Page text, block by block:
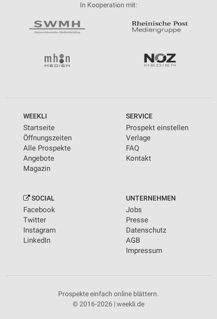
In Kooperation mit:
WEEKLI
Startseite
Öffnungszeiten
Alle Prospekte
Angebote
Magazin
SERVICE
Prospekt einstellen
Verlage
FAQ
Kontakt
SOCIAL
Facebook
Twitter
Instagram
LinkedIn
UNTERNEHMEN
Jobs
Presse
Datenschutz
AGB
Impressum
Prospekte einfach online blättern.
© 2016-2026 | weekli.de